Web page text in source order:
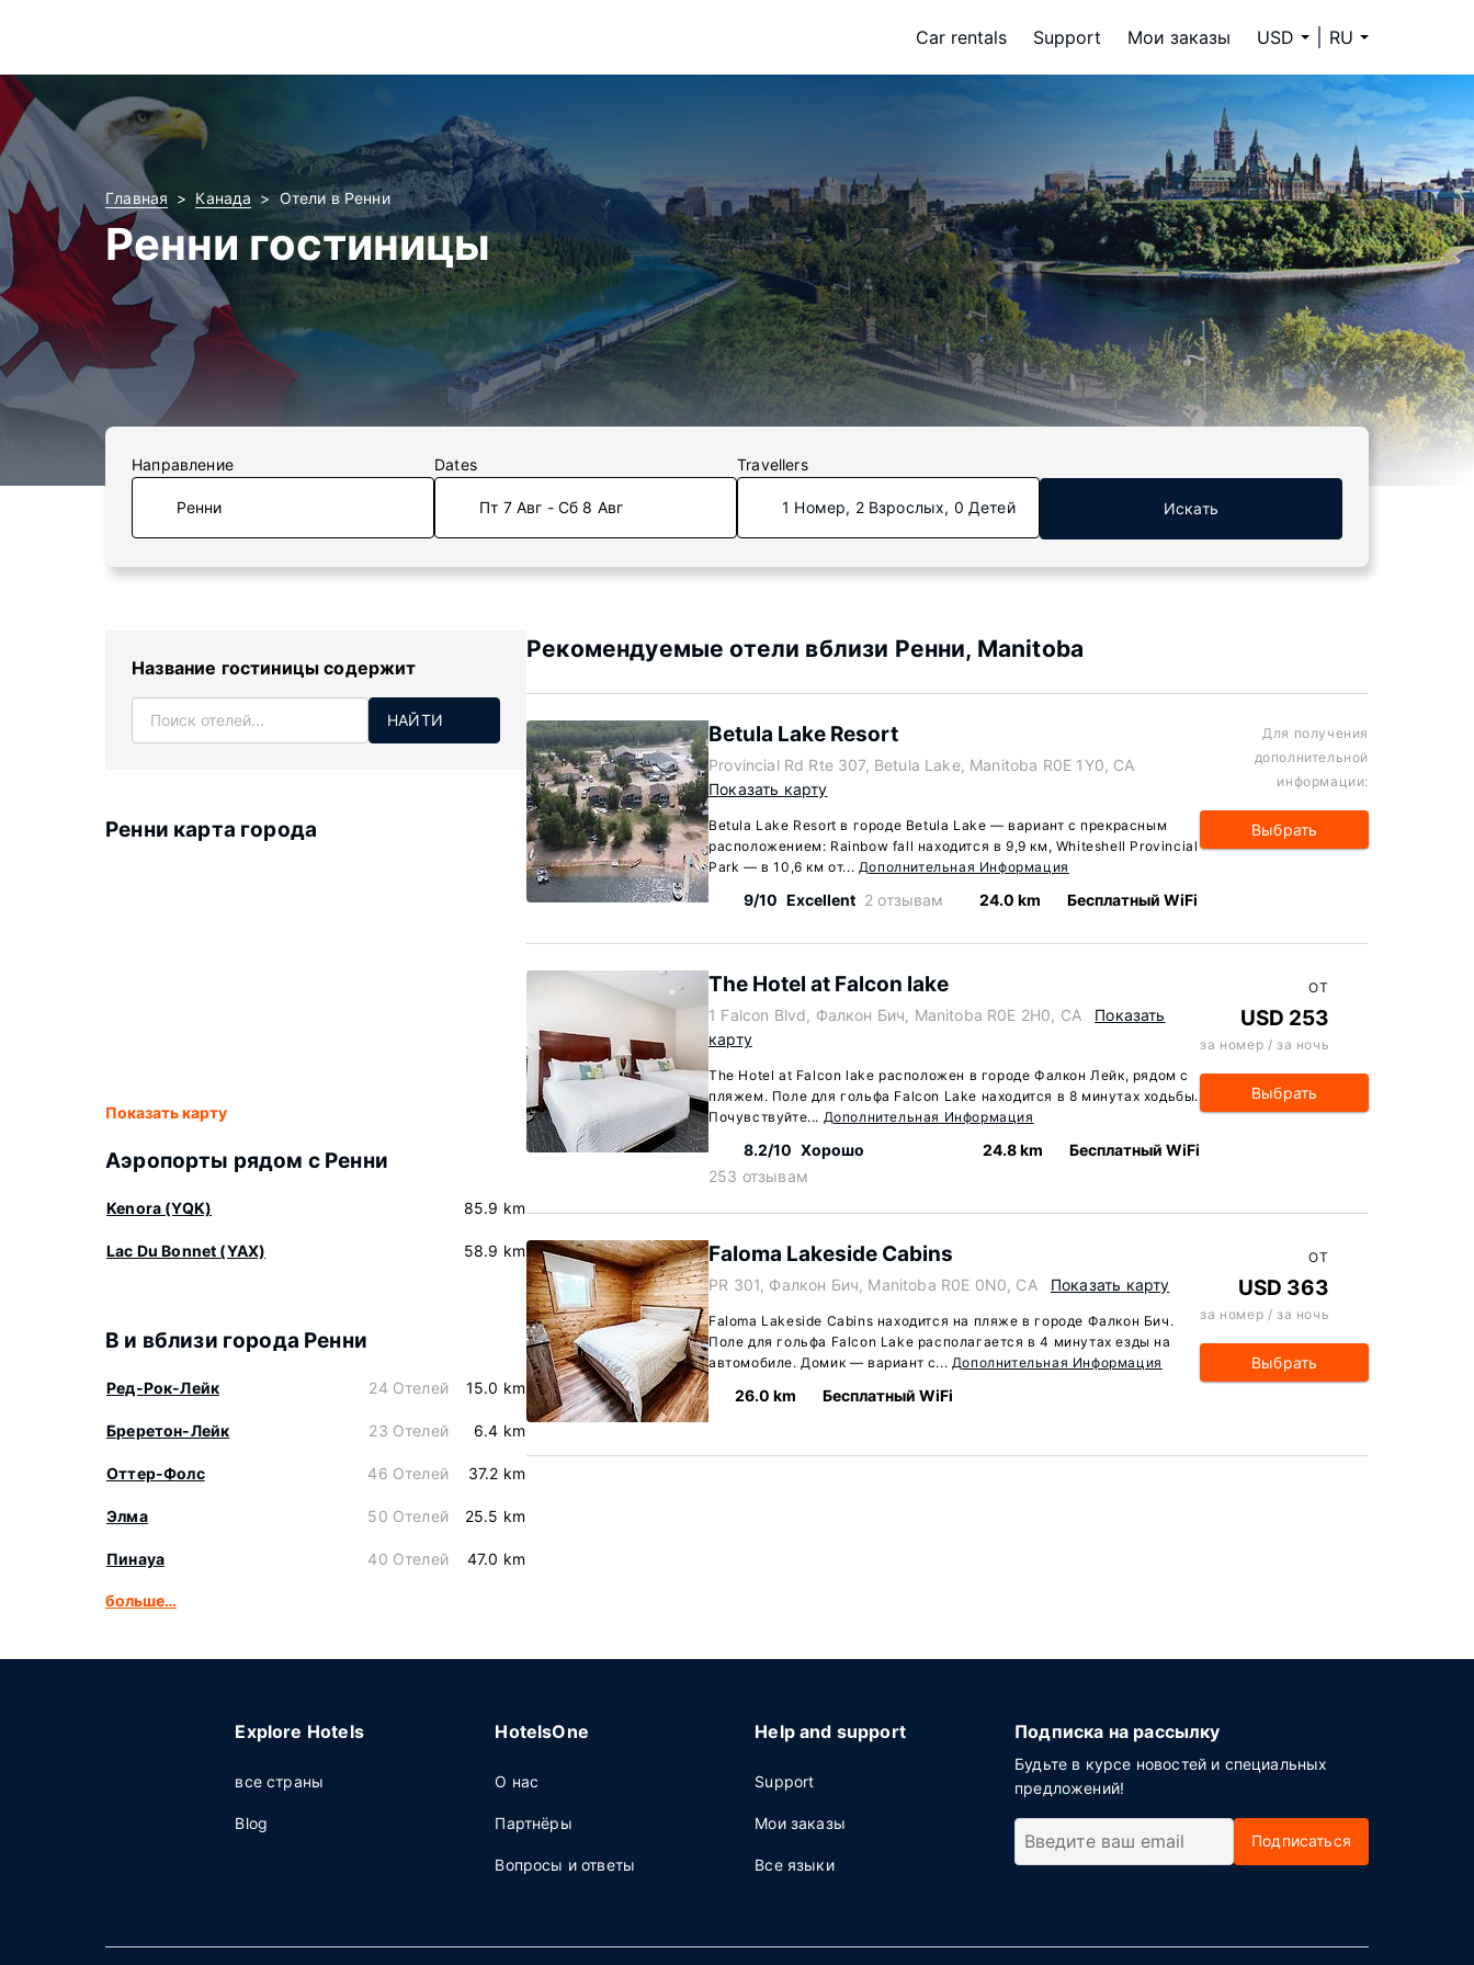
Car rentals Support Мои заказы USD RU
Главная Канада Отели в Ренни
Ренни гостиницы
Направление Dates
Пт 7 Авг - Сб 8 Авг
Travellers
1 Номер, 2 Взрослых, 0 Детей Искать
Название гостиницы содержит
НАЙТИ
Ренни карта города
Показать карту
Аэропорты рядом с Ренни
Kenora (YQK) 85.9 km
Lac Du Bonnet (YAX) 58.9 km
В и вблизи города Ренни
Ред-Рок-Лейк 24 Отелей 15.0 km
Бреретон-Лейк 23 Отелей 6.4 km
Оттер-Фолс 46 Отелей 37.2 km
Элма 50 Отелей 25.5 km
Пинауа 40 Отелей 47.0 km
больше…
Рекомендуемые отели вблизи Ренни, Manitoba
Betula Lake Resort
Provincial Rd Rte 307, Betula Lake, Manitoba R0E 1Y0, CA
Показать карту
Betula Lake Resort в городе Betula Lake — вариант с прекрасным
расположением: Rainbow fall находится в 9,9 км, Whiteshell Provincial
Park — в 10,6 км от... Дополнительная Информация
9/10 Excellent 2 отзывам 24.0 km Бесплатный WiFi
Для получения
дополнительной
информации:
Выбрать
The Hotel at Falcon lake
1 Falcon Blvd, Фалкон Бич, Manitoba R0E 2H0, CA
Показать
карту
The Hotel at Falcon lake расположен в городе Фалкон Лейк, рядом с
пляжем. Поле для гольфа Falcon Lake находится в 8 минутах ходьбы.
Почувствуйте... Дополнительная Информация
8.2/10 Хорошо
253 отзывам
24.8 km Бесплатный WiFi
ОТ
USD 253
за номер / за ночь
Выбрать
Faloma Lakeside Cabins
PR 301, Фалкон Бич, Manitoba R0E 0N0, CA Показать карту
Faloma Lakeside Cabins находится на пляже в городе Фалкон Бич.
Поле для гольфа Falcon Lake располагается в 4 минутах езды на
автомобиле. Домик — вариант с... Дополнительная Информация
26.0 km Бесплатный WiFi
ОТ
USD 363
за номер / за ночь
Выбрать
Explore Hotels
все страны
Blog
HotelsOne
О нас
Партнёры
Вопросы и ответы
Help and support
Support
Мои заказы
Все языки
Подписка на рассылку
Будьте в курсе новостей и специальных
предложений!
Подписаться